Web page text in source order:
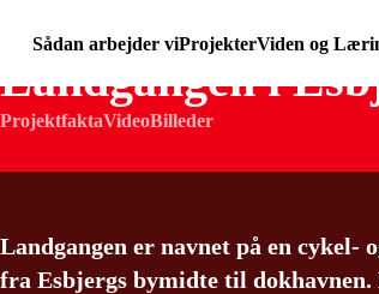
Sådan arbejder viProjekterViden og
Landgangen i
ProjektfaktaVideoBilleder
Landgangen er navnet på en cykel-
fra Esbjergs bymidte til dokhavnen.